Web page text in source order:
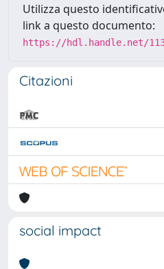
Utilizza questo
link a questo documento:
https://hdl.handle.net/
Citazioni
social impact